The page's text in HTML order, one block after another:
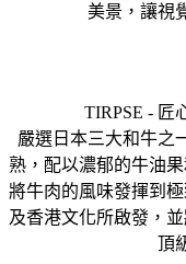
美景，讓視
TIRPSE - 匠
嚴選日本三大和牛之
熟，配以濃郁的牛油
將牛肉的風味發揮到
及香港文化所啟發，
頂